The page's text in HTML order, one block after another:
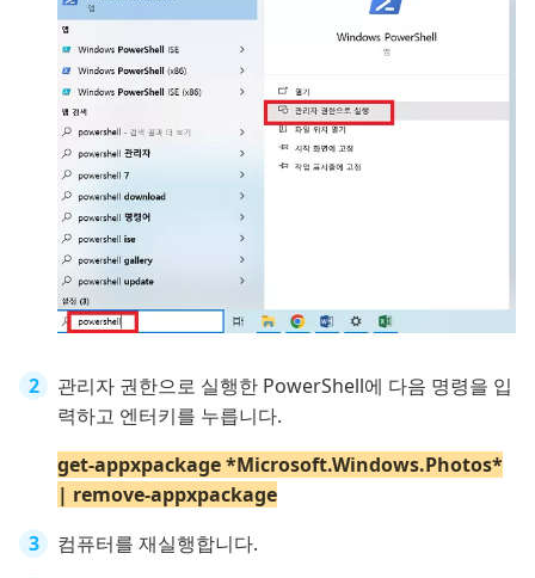
관리자 권한으로 실행한 PowerShell에 다음 명령을 입
력하고 엔터키를 누릅니다.
get-appxpackage *Microsoft.Windows.Photos*
| remove-appxpackage
컴퓨터를 재실행합니다.